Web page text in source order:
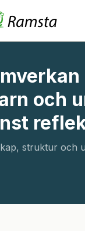
och
struktur och